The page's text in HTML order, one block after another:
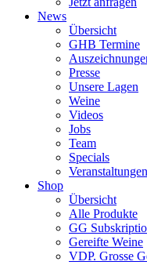
News
Übersicht
GHB Termine
Presse
Unsere Lagen
Weine
Videos
Jobs
Team
Specials
Veranstaltungen
Shop
Übersicht
Alle Produkte
GG
Gereifte Weine
VDP. Grosse